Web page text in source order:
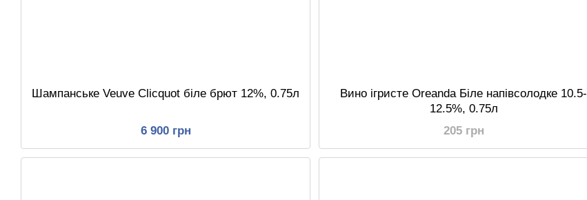
Шампанське Veuve Clicquot біле брют 12%, 0.75л
6 900 грн
Вино ігристе Oreanda Біле напівсолодке 10.5-
12.5%, 0.75л
205 грн